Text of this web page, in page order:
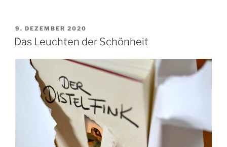
VERÖFFENTLICHT
AM
9. DEZEMBER 2020
Das Leuchten der Schönheit